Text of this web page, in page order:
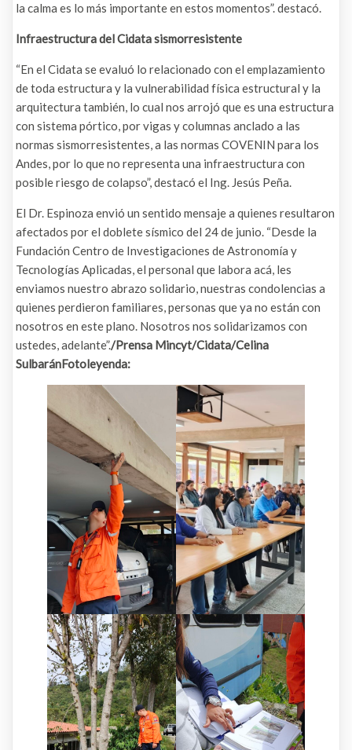
la calma es lo más importante en estos momentos”. destacó.
Infraestructura del Cidata sismorresistente
“En el Cidata se evaluó lo relacionado con el emplazamiento
de toda estructura y la vulnerabilidad física estructural y la
arquitectura también, lo cual nos arrojó que es una estructura
con sistema pórtico, por vigas y columnas anclado a las
normas sismorresistentes, a las normas COVENIN para los
Andes, por lo que no representa una infraestructura con
posible riesgo de colapso”, destacó el Ing. Jesús Peña.
El Dr. Espinoza envió un sentido mensaje a quienes resultaron
afectados por el doblete sísmico del 24 de junio. “Desde la
Fundación Centro de Investigaciones de Astronomía y
Tecnologías Aplicadas, el personal que labora acá, les
enviamos nuestro abrazo solidario, nuestras condolencias a
quienes perdieron familiares, personas que ya no están con
nosotros en este plano. Nosotros nos solidarizamos con
ustedes, adelante”./Prensa Mincyt/Cidata/Celina
SulbaránFotoleyenda: